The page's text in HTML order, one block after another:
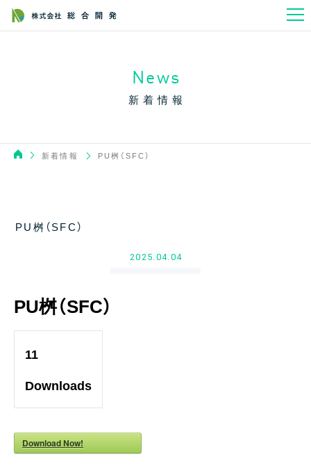
News
新着情報
新着情報 PU桝（SFC）
PU桝（SFC）
2025.04.04
PU桝（SFC）
11
Downloads
Download Now!